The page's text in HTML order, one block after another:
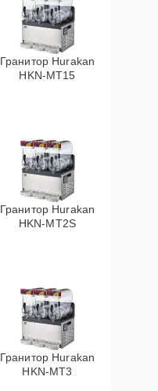
Гранитор Hurakan
HKN-MT15
Гранитор Hurakan
HKN-MT2S
Гранитор Hurakan
HKN-MT3